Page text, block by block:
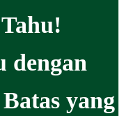
dengan
yang